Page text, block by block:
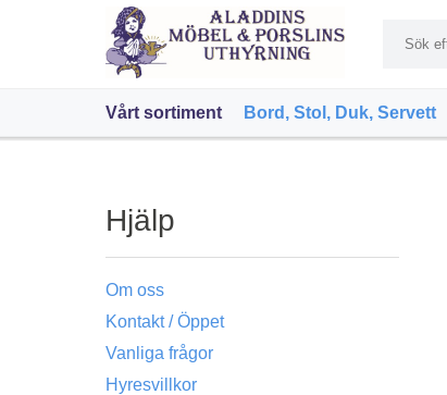
Vårt sortiment Bord, Stol, Duk, Servett
Hjälp
Om oss
Kontakt / Öppet
Vanliga frågor
Hyresvillkor